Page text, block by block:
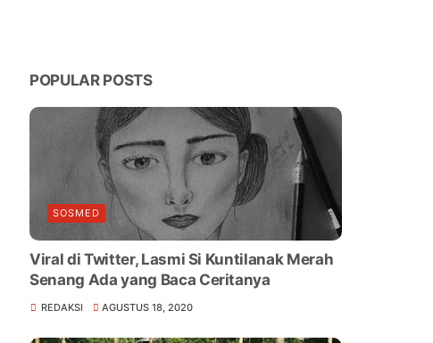
POPULAR POSTS
SOSMED
Viral di Twitter, Lasmi Si Kuntilanak Merah
Senang Ada yang Baca Ceritanya
REDAKSI AGUSTUS 18, 2020